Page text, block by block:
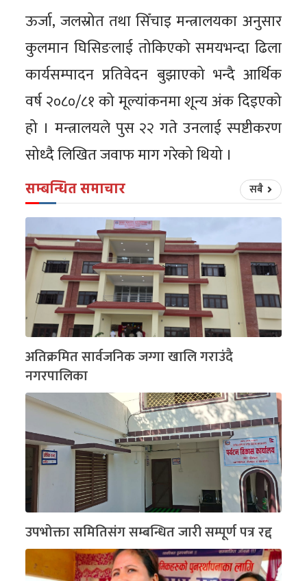
ऊर्जा, जलस्रोत तथा सिँचाइ मन्त्रालयका अनुसार
कुलमान घिसिङलाई तोकिएको समयभन्दा ढिला
कार्यसम्पादन प्रतिवेदन बुझाएको भन्दै आर्थिक
वर्ष २०८०/८१ को मूल्यांकनमा शून्य अंक दिइएको
हो । मन्त्रालयले पुस २२ गते उनलाई स्पष्टीकरण
सोध्दै लिखित जवाफ माग गरेको थियो ।
सम्बन्धित समाचार सबै
अतिक्रमित सार्वजनिक जग्गा खालि गराउंदै
नगरपालिका
उपभोक्ता समितिसंग सम्बन्धित जारी सम्पूर्ण पत्र रद्द